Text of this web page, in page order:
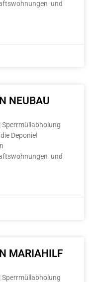
und
NEUBAU
Sperrmüllabholung
Deponie!
und
MARIAHILF
Sperrmüllabholung